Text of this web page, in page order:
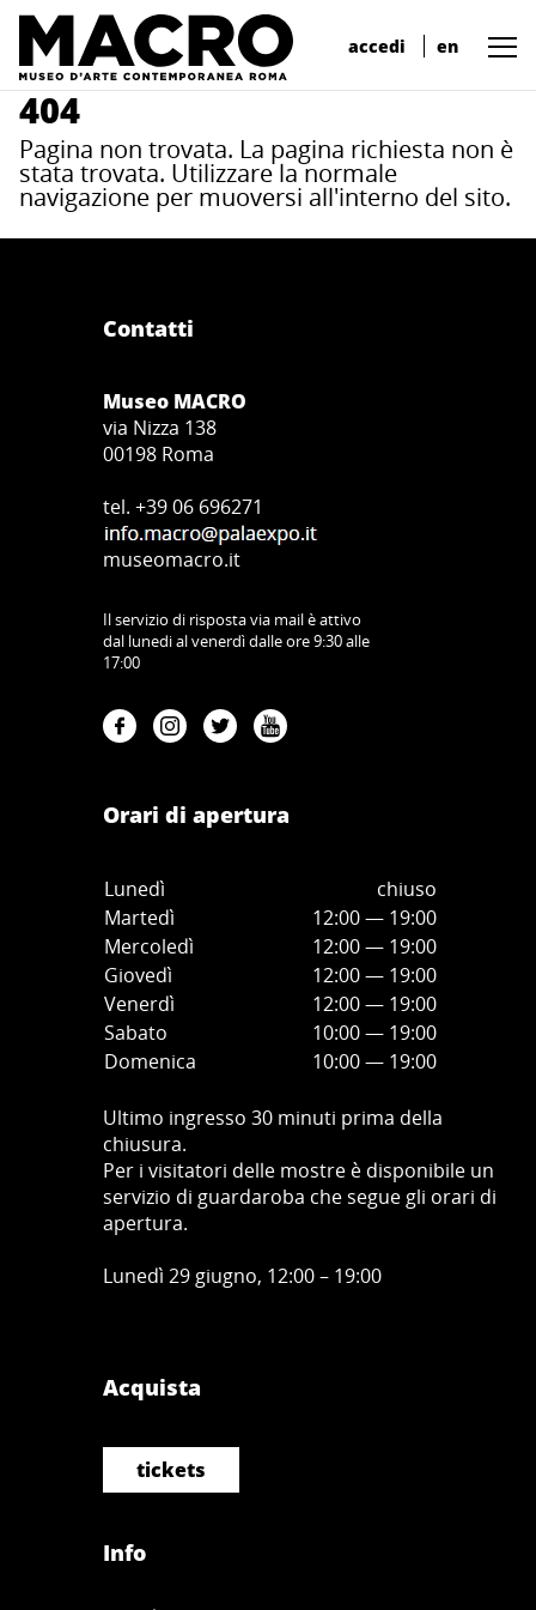
accedi en
404
Pagina non trovata. La pagina richiesta non è
stata trovata. Utilizzare la normale
navigazione per muoversi all'interno del sito.
Contatti
Museo MACRO
via Nizza 138
00198 Roma
tel. +39 06 696271
museomacro.it
Il servizio di risposta via mail è attivo
dal lunedi al venerdì dalle ore 9:30 alle
17:00
Orari di apertura
Lunedì
chiuso
Martedì
12:00 — 19:00
Mercoledì
12:00— 19:00
Giovedì
12:00— 19:00
Venerdì
12:00— 19:00
Sabato
10:00— 19:00
Domenica
10:00— 19:00
Ultimo ingresso 30 minuti prima della
chiusura.
Per i visitatori delle mostre è disponibile un
servizio di guardaroba che segue gli orari di
apertura.
Lunedì 29 giugno, 12:00 – 19:00
Acquista
tickets
Info